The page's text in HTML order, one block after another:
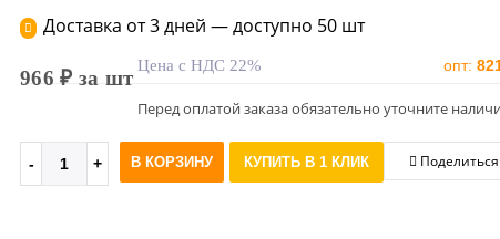
Доставка от 3 дней — доступно 50 шт
966 ₽ за шт
Цена с НДС 22% опт:
Перед оплатой заказа обязательно уточните
В КОРЗИНУ КУПИТЬ В 1 КЛИК Поделиться